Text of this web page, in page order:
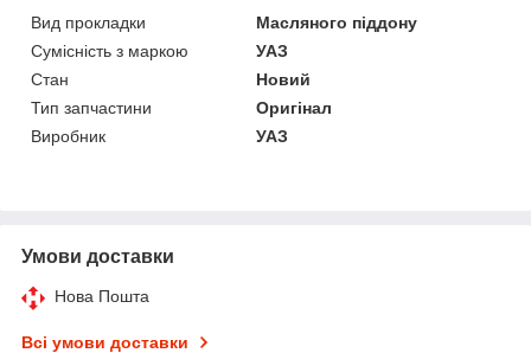
Вид прокладки
Масляного піддону
Сумісність з маркою
УАЗ
Стан
Новий
Тип запчастини
Оригінал
Виробник
УАЗ
Умови доставки
Нова Пошта
Всі умови доставки